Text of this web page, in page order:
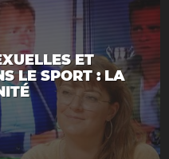
ET
LE SPORT : LA